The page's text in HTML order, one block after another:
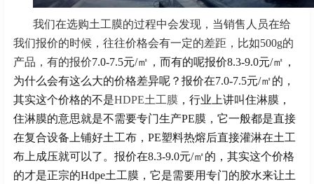
我们在选购土工膜的过程中会发现，当销售人员在给
我们报价的时候，往往价格会有一定的差距，比如500g的
产品，有的报价7.0-7.5元/㎡，而有的呢报价8.3-9.0元/㎡，
为什么会有这么大的价格差异呢？ 报价在7.0-7.5元/㎡的，
其实这个价格的不是HDPE土工膜 ，行业上讲叫住淋膜，
住淋膜的意思就是不需要专门生产PE膜，它一般都是直接
在复合设备上铺好土工布， PE塑料热熔后直接灌淋在土工
布上成压就可以了。 报价在8.3-9.0元/㎡的， 其实这个价格
的才是正宗的Hdpe土工膜，它是需要用专门的胶水来让土